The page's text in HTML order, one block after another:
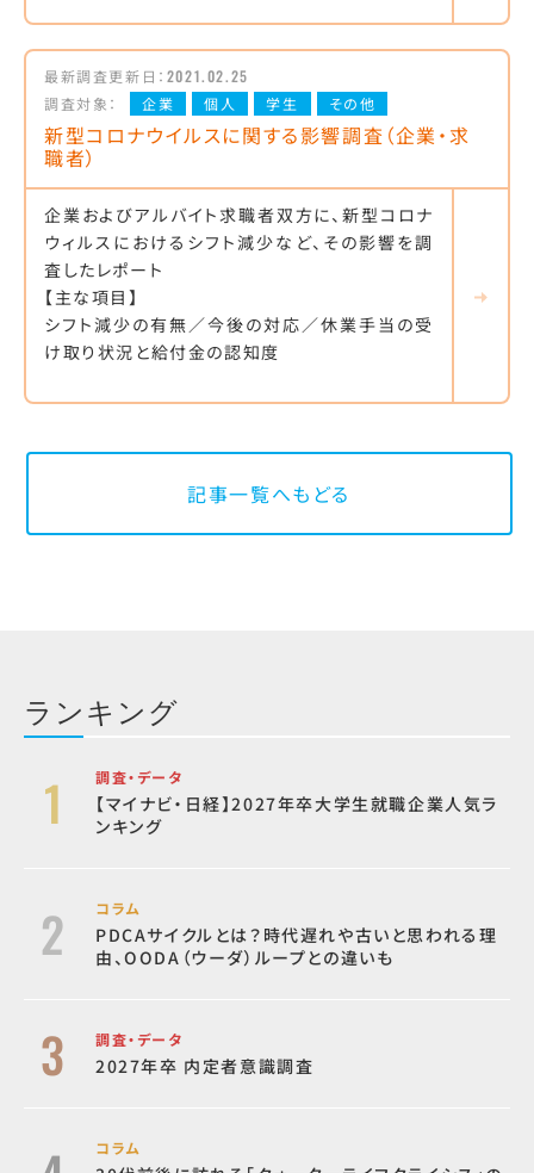
最新調査更新日： 2021.02.25
調査対象：
企業 個人 学生 その他
新型コロナウイルスに関する影響調査（企業・求
職者）
企業およびアルバイト求職者双方に、新型コロナ
ウィルスにおけるシフト減少など、その影響を調
査したレポート
【主な項目】
シフト減少の有無／今後の対応／休業手当の受
け取り状況と給付金の認知度
記事一覧へもどる
ランキング
調査・データ
【マイナビ・日経】2027年卒大学生就職企業人気ラ
ンキング
コラム
PDCAサイクルとは？時代遅れや古いと思われる理
由、OODA（ウーダ）ループとの違いも
調査・データ
2027年卒 内定者意識調査
コラム